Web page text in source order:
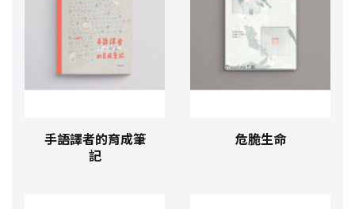
手語譯者的育成筆
記
危脆生命